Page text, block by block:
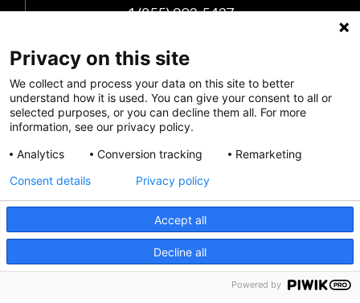
1 (855) 902-5437
Síganos en las Redes Sociales
Privacy on this site
We collect and process your data on this site to better
understand how it is used. You can give your consent to all or
selected purposes, or you can decline them all. For more
information, see our privacy policy.
Analytics
Conversion tracking Remarketing
Accept all
Decline all
Consent details Privacy policy
Powered by